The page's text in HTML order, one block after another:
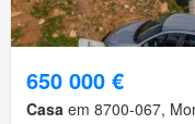
650 000 €
Casa em 8700-067,